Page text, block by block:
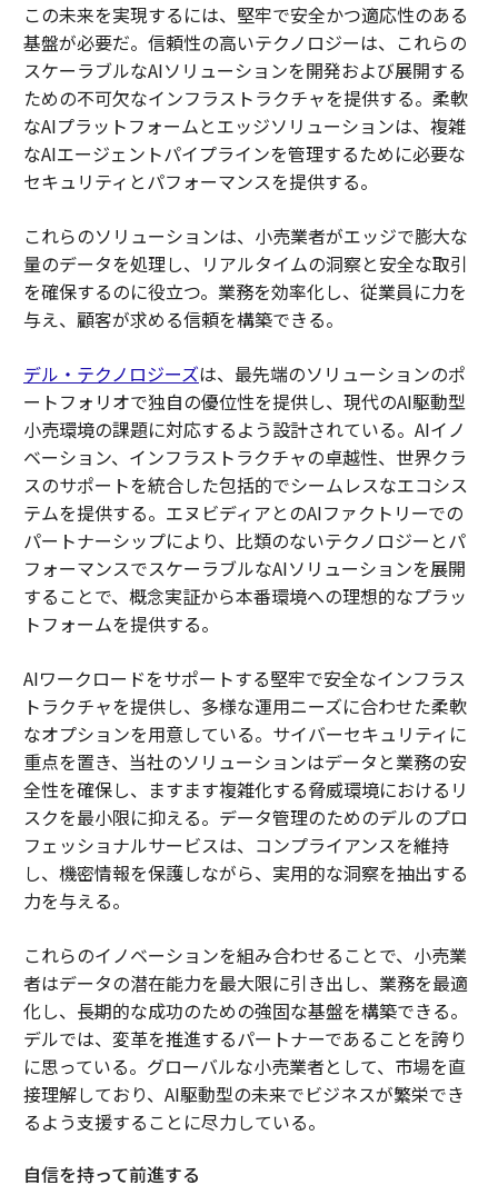
この未来を実現するには、堅牢で安全かつ適応性のある
基盤が必要だ。信頼性の高いテクノロジーは、これらの
スケーラブルなAIソリューションを開発および展開する
ための不可欠なインフラストラクチャを提供する。柔軟
なAIプラットフォームとエッジソリューションは、複雑
なAIエージェントパイプラインを管理するために必要な
セキュリティとパフォーマンスを提供する。
これらのソリューションは、小売業者がエッジで膨大な
量のデータを処理し、リアルタイムの洞察と安全な取引
を確保するのに役立つ。業務を効率化し、従業員に力を
与え、顧客が求める信頼を構築できる。
デル・テクノロジーズは、最先端のソリューションのポ
ートフォリオで独自の優位性を提供し、現代のAI駆動型
小売環境の課題に対応するよう設計されている。AIイノ
ベーション、インフラストラクチャの卓越性、世界クラ
スのサポートを統合した包括的でシームレスなエコシス
テムを提供する。エヌビディアとのAIファクトリーでの
パートナーシップにより、比類のないテクノロジーとパ
フォーマンスでスケーラブルなAIソリューションを展開
することで、概念実証から本番環境への理想的なプラッ
トフォームを提供する。
AIワークロードをサポートする堅牢で安全なインフラス
トラクチャを提供し、多様な運用ニーズに合わせた柔軟
なオプションを用意している。サイバーセキュリティに
重点を置き、当社のソリューションはデータと業務の安
全性を確保し、ますます複雑化する脅威環境におけるリ
スクを最小限に抑える。データ管理のためのデルのプロ
フェッショナルサービスは、コンプライアンスを維持
し、機密情報を保護しながら、実用的な洞察を抽出する
力を与える。
これらのイノベーションを組み合わせることで、小売業
者はデータの潜在能力を最大限に引き出し、業務を最適
化し、長期的な成功のための強固な基盤を構築できる。
デルでは、変革を推進するパートナーであることを誇り
に思っている。グローバルな小売業者として、市場を直
接理解しており、AI駆動型の未来でビジネスが繁栄でき
るよう支援することに尽力している。
自信を持って前進する